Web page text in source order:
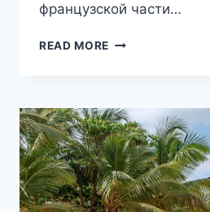
французской части…
READ MORE ЛУЧШИЕ
(ГОЛЛАНДСКАЯ
ЧАСТЬ
ОСТРОВА)